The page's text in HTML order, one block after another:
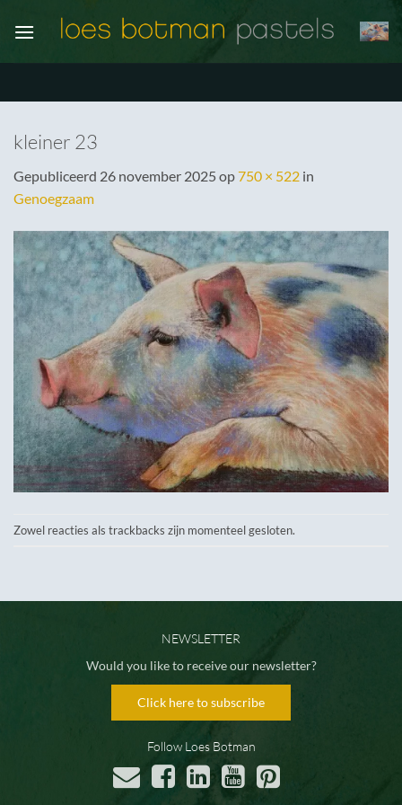
naar
kleiner 23
Gepubliceerd 26 november 2025 op750 × 522 in
Genoegzaam
Zowel reacties als trackbacks zijn momenteel gesloten.
NEWSLETTER
Would you like to receive our newsletter?
Click here to subscribe
Follow Loes Botman